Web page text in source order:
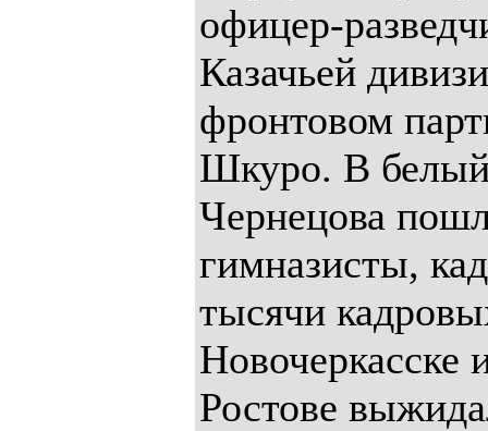
офицер-
Казачьей
фронтовом
Шкуро. В белый
Чернецова
гимназисты,
тысячи
Новочеркасске
Ростове